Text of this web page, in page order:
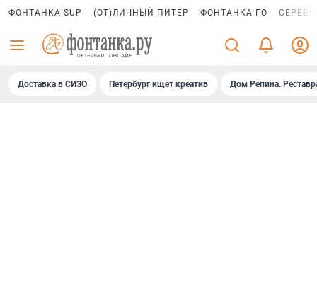
ФОНТАНКА SUP (ОТ)ЛИЧНЫЙ ПИТЕР ФОНТАНКА ГО
Доставка в СИЗО Петербург ищет креатив Дом Репина.